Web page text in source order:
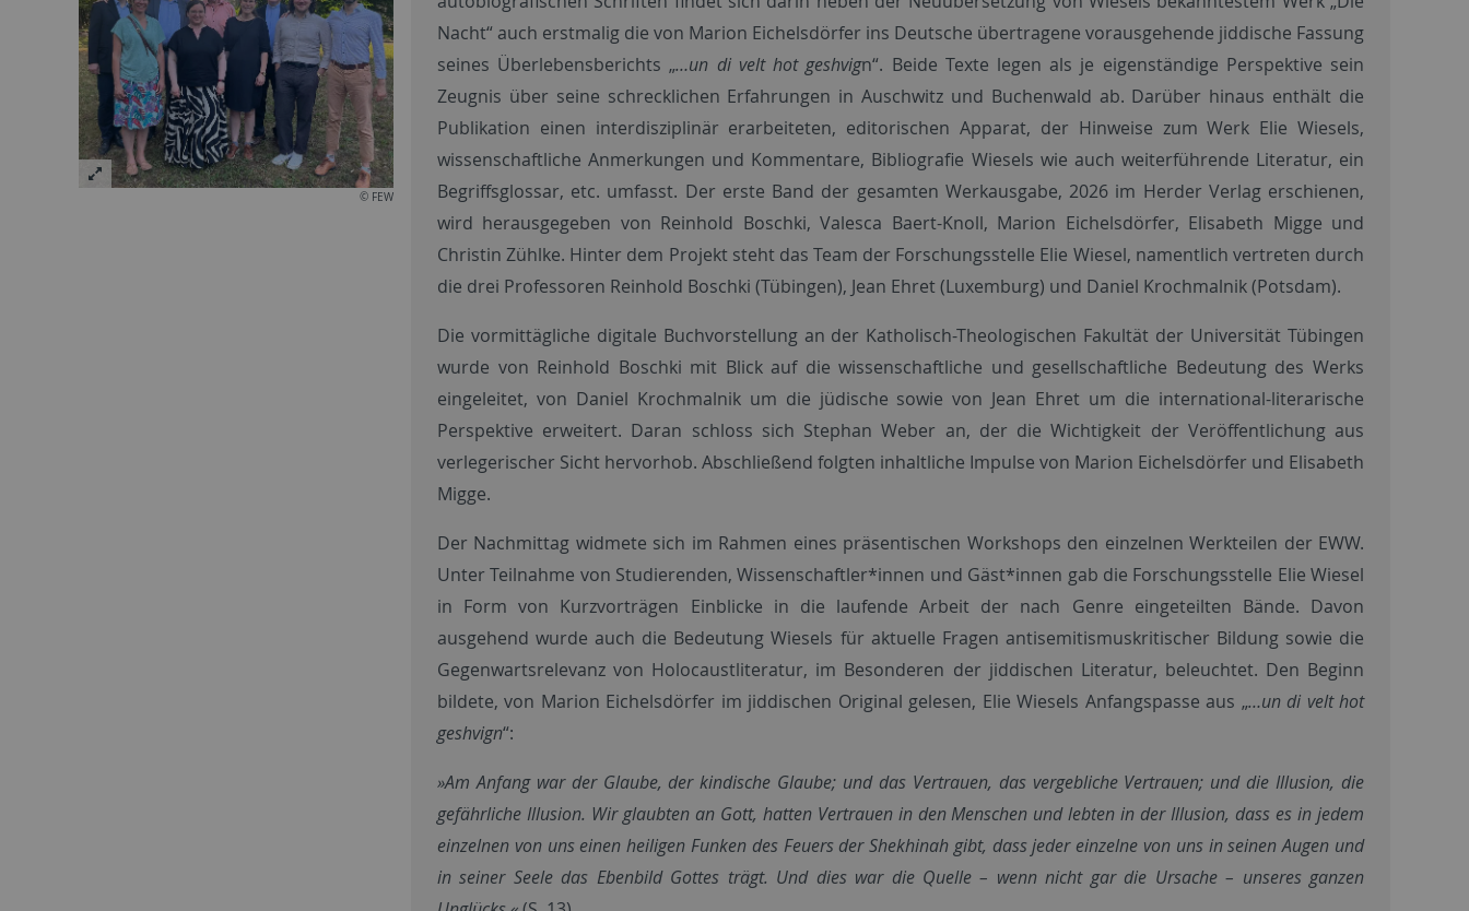
© FEW
Nacht“ auch erstmalig die von Marion Eichelsdörfer ins Deutsche übertragene vorausgehende jiddische Fassung
seines Überlebensberichts „…un di velt hot geshvign“. Beide Texte legen als je eigenständige Perspektive sein
Zeugnis über seine schrecklichen Erfahrungen in Auschwitz und Buchenwald ab. Darüber hinaus enthält die
Publikation einen interdisziplinär erarbeiteten, editorischen Apparat, der Hinweise zum Werk Elie Wiesels,
wissenschaftliche Anmerkungen und Kommentare, Bibliografie Wiesels wie auch weiterführende Literatur, ein
Begriffsglossar, etc. umfasst. Der erste Band der gesamten Werkausgabe, 2026 im Herder Verlag erschienen,
wird herausgegeben von Reinhold Boschki, Valesca Baert-Knoll, Marion Eichelsdörfer, Elisabeth Migge und
Christin Zühlke. Hinter dem Projekt steht das Team der Forschungsstelle Elie Wiesel, namentlich vertreten durch
die drei Professoren Reinhold Boschki (Tübingen), Jean Ehret (Luxemburg) und Daniel Krochmalnik (Potsdam).
Die vormittägliche digitale Buchvorstellung an der Katholisch-Theologischen Fakultät der Universität Tübingen
wurde von Reinhold Boschki mit Blick auf die wissenschaftliche und gesellschaftliche Bedeutung des Werks
eingeleitet, von Daniel Krochmalnik um die jüdische sowie von Jean Ehret um die international-literarische
Perspektive erweitert. Daran schloss sich Stephan Weber an, der die Wichtigkeit der Veröffentlichung aus
verlegerischer Sicht hervorhob. Abschließend folgten inhaltliche Impulse von Marion Eichelsdörfer und Elisabeth
Migge.
Der Nachmittag widmete sich im Rahmen eines präsentischen Workshops den einzelnen Werkteilen der EWW.
Unter Teilnahme von Studierenden, Wissenschaftler*innen und Gäst*innen gab die Forschungsstelle Elie Wiesel
in Form von Kurzvorträgen Einblicke in die laufende Arbeit der nach Genre eingeteilten Bände. Davon
ausgehend wurde auch die Bedeutung Wiesels für aktuelle Fragen antisemitismuskritischer Bildung sowie die
Gegenwartsrelevanz von Holocaustliteratur, im Besonderen der jiddischen Literatur, beleuchtet. Den Beginn
bildete, von Marion Eichelsdörfer im jiddischen Original gelesen, Elie Wiesels Anfangspasse aus „…un di velt hot
geshvign“:
»Am Anfang war der Glaube, der kindische Glaube; und das Vertrauen, das vergebliche Vertrauen; und die Illusion, die
gefährliche Illusion. Wir glaubten an Gott, hatten Vertrauen in den Menschen und lebten in der Illusion, dass es in jedem
einzelnen von uns einen heiligen Funken des Feuers der Shekhinah gibt, dass jeder einzelne von uns in seinen Augen und
in seiner Seele das Ebenbild Gottes trägt. Und dies war die Quelle – wenn nicht gar die Ursache – unseres ganzen